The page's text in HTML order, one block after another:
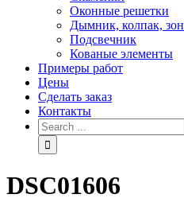
Оконные решетки
Дымник, колпак,
Подсвечник
Кованые элементы
Примеры работ
Цены
Сделать заказ
Контакты
Search
for:
DSC01606